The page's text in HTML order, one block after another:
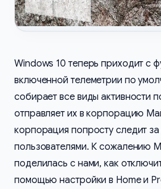
Windows 10 теперь приходит с
включенной телеметрии по
собирает все виды активности
отправляет их в корпорацию
корпорация попросту следит
пользователями. К сожалению
поделилась с нами, как
помощью настройки в Home и